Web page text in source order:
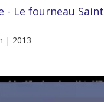
- Le fourneau Saint
| 2013